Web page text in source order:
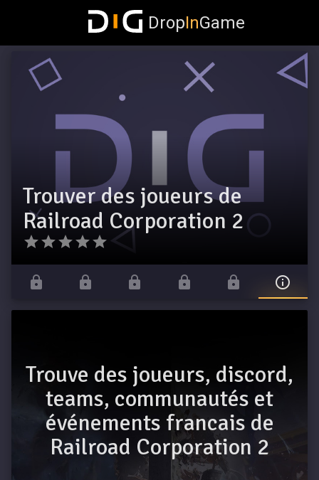
DropInGame
Trouver des joueurs de
Railroad Corporation 2
Trouve des joueurs, discord,
teams, communautés et
événements francais de
Railroad Corporation 2